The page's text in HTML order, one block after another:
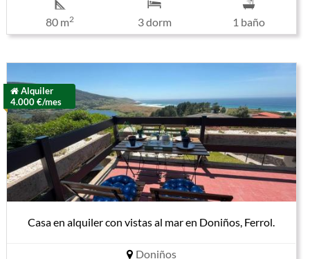
80 m2 3 dorm 1 baño
Alquiler
4.000 €/mes
Casa en alquiler con vistas al mar en Doniños, Ferrol.
Doniños